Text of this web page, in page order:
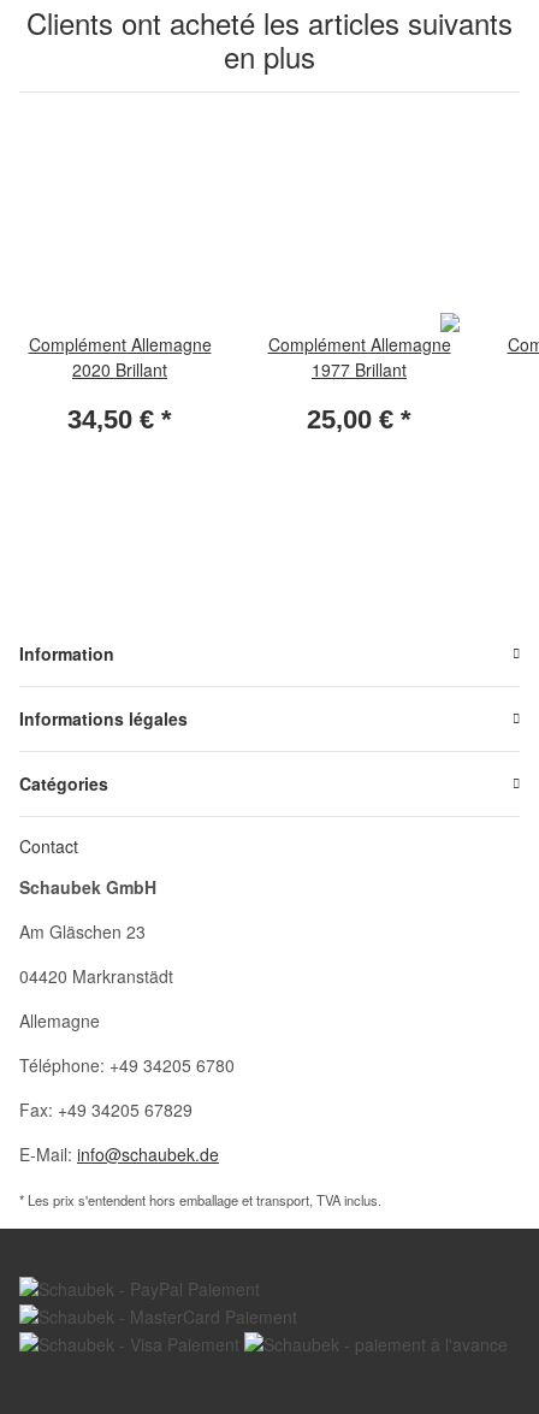
Clients ont acheté les articles suivants
en plus
Complément Allemagne
2020 Brillant
34,50 € *
Complément Allemagne
1977 Brillant
25,00 € *
Information
Informations légales
Catégories
Contact
Schaubek GmbH
Am Gläschen 23
04420 Markranstädt
Allemagne
Téléphone: +49 34205 6780
Fax: +49 34205 67829
E-Mail: info@schaubek.de
* Les prix s'entendent hors emballage et transport, TVA inclus.